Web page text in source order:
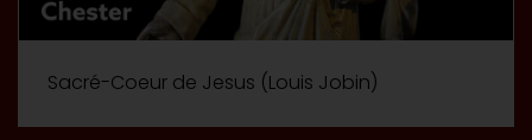
Sacré-Coeur de Jesus (Louis Jobin)